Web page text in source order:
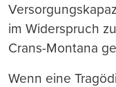
im Widerspruch
Crans-Montana
Wenn eine